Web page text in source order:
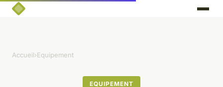
Accueil›Equipement
EQUIPEMENT